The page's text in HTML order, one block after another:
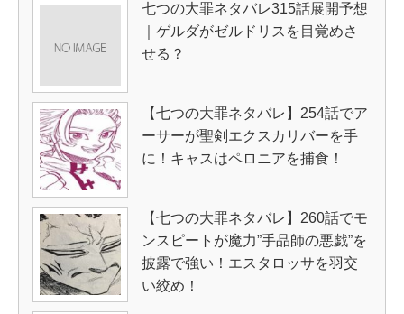
七つの大罪ネタバレ315話展開予想
｜ゲルダがゼルドリスを目覚めさ
せる？
【七つの大罪ネタバレ】254話でア
ーサーが聖剣エクスカリバーを手
に！キャスはペロニアを捕食！
【七つの大罪ネタバレ】260話でモ
ンスピートが魔力”手品師の悪戯”を
披露で強い！エスタロッサを羽交
い絞め！